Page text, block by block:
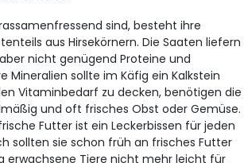
sind, besteht ihre
aus Hirsekörnern. Die Saaten liefern
nicht genügend Proteine und
Mineralien sollte im Käfig ein Kalkstein
Vitaminbedarf zu decken, benötigen die
und oft frisches Obst oder Gemüse.
Futter ist ein Leckerbissen für jeden
sollten sie schon früh an frisches Futter
erwachsene Tiere nicht mehr leicht für